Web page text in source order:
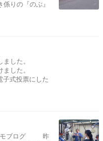
りの『のぶ』
しました。
けました。
式投票にした
：モブログ 昨